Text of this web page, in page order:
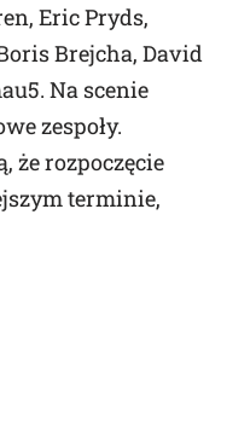
Eric Pryds,
Brejcha, David
Na scenie
zespoły.
że rozpoczęcie
terminie,